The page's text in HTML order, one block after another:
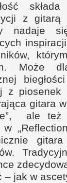
z gitarą
nadaje
Może
z piosenek
gitara
ale
w
– jak w a